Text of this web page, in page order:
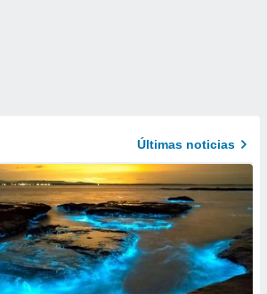
Últimas noticias